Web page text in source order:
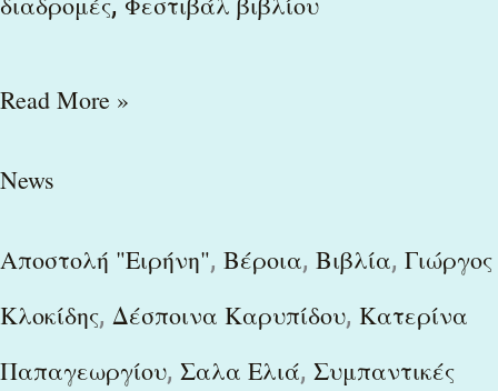
Read More »
News
Αποστολή "Ειρήνη", Βέροια, Βιβλία, Γιώργος
Κλοκίδης, Δέσποινα Καρυπίδου, Κατερίνα
Παπαγεωργίου, Σαλα Ελιά, Συμπαντικές